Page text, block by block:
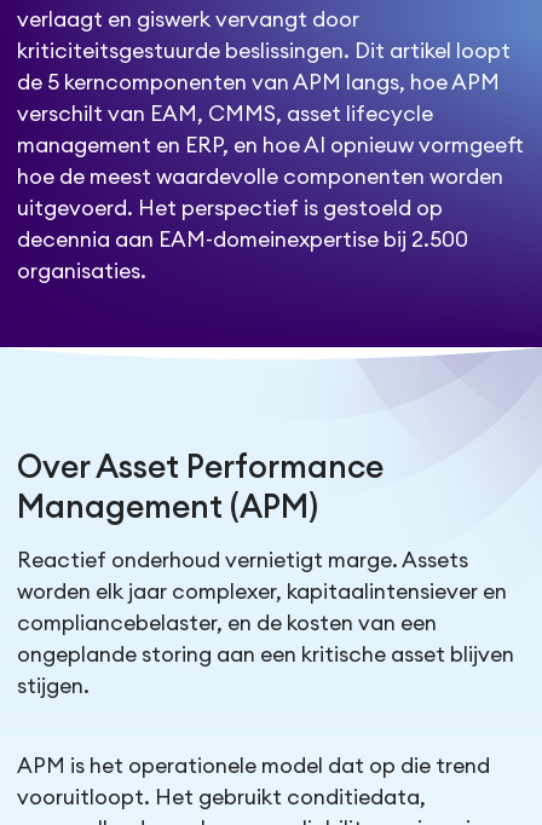
verlaagt en giswerk vervangt door
kriticiteitsgestuurde beslissingen. Dit artikel loopt
de 5 kerncomponenten van APM langs, hoe APM
verschilt van EAM, CMMS, asset lifecycle
management en ERP, en hoe AI opnieuw vormgeeft
hoe de meest waardevolle componenten worden
uitgevoerd. Het perspectief is gestoeld op
decennia aan EAM-domeinexpertise bij 2.500
organisaties.
Over Asset Performance
Management (APM)
Reactief onderhoud vernietigt marge. Assets
worden elk jaar complexer, kapitaalintensiever en
compliancebelaster, en de kosten van een
ongeplande storing aan een kritische asset blijven
stijgen.
APM is het operationele model dat op die trend
vooruitloopt. Het gebruikt conditiedata,